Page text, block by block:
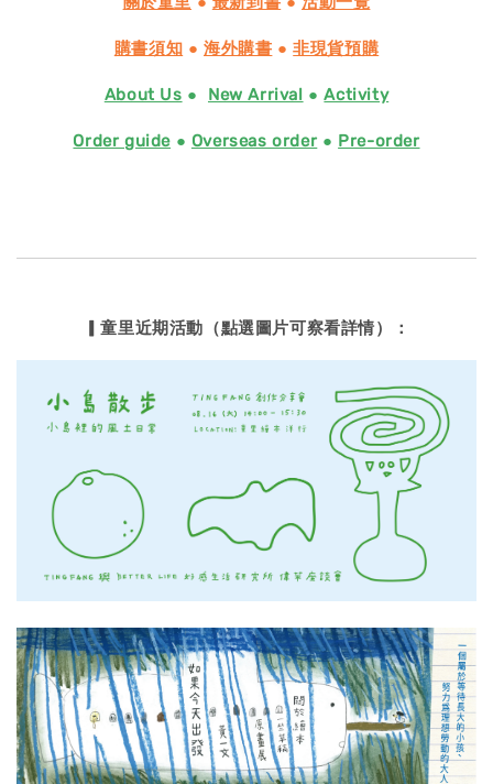
購書須知 ● 海外購書 ●非現貨預購
About Us ● New Arrival ●Activity
Order guide ● Overseas order● Pre-order
▎童里近期活動（點選圖片可察看詳情）：